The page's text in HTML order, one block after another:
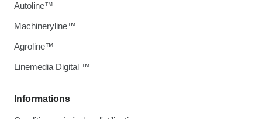
Informations
Autoline™
Machineryline™
Agroline™
Linemedia Digital ™